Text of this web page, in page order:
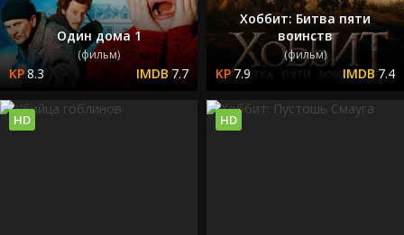
Один дома 1
(фильм)
8.3 7.7
Хоббит: Битва пяти
воинств
(фильм)
7.9 7.4
HD HD